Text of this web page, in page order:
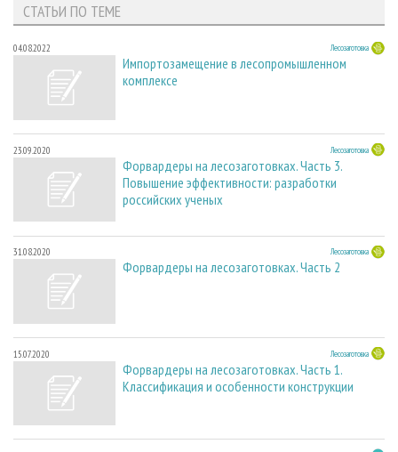
СТАТЬИ ПО ТЕМЕ
04.08.2022 Лесозаготовка
Импортозамещение в лесопромышленном
комплексе
23.09.2020 Лесозаготовка
Форвардеры на лесозаготовках. Часть 3.
Повышение эффективности: разработки
российских ученых
31.08.2020 Лесозаготовка
Форвардеры на лесозаготовках. Часть 2
15.07.2020 Лесозаготовка
Форвардеры на лесозаготовках. Часть 1.
Классификация и особенности конструкции